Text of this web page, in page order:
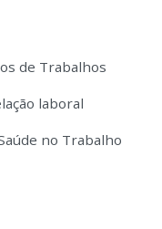
de Trabalhos
laboral
no Trabalho